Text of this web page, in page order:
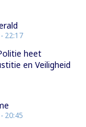
22:17
heet
en Veiligheid
20:45